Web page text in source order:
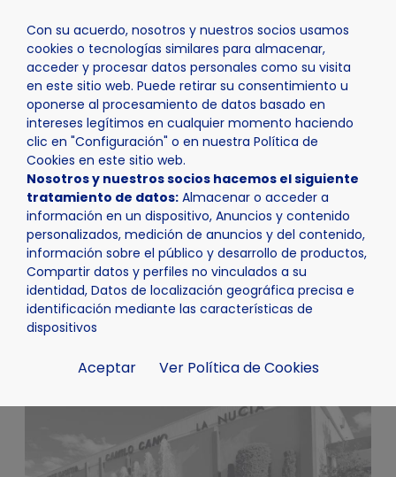
Con su acuerdo, nosotros y nuestros socios usamos
cookies o tecnologías similares para almacenar,
acceder y procesar datos personales como su visita
en este sitio web. Puede retirar su consentimiento u
oponerse al procesamiento de datos basado en
intereses legítimos en cualquier momento haciendo
clic en "Configuración" o en nuestra Política de
Cookies en este sitio web.
Nosotros y nuestros socios hacemos el siguiente
tratamiento de datos: Almacenar o acceder a
información en un dispositivo, Anuncios y contenido
personalizados, medición de anuncios y del contenido,
información sobre el público y desarrollo de productos,
Compartir datos y perfiles no vinculados a su
identidad, Datos de localización geográfica precisa e
identificación mediante las características de
dispositivos
Aceptar Ver Política de Cookies
Inicio Actualidad Agenda Campus de Verano NBA